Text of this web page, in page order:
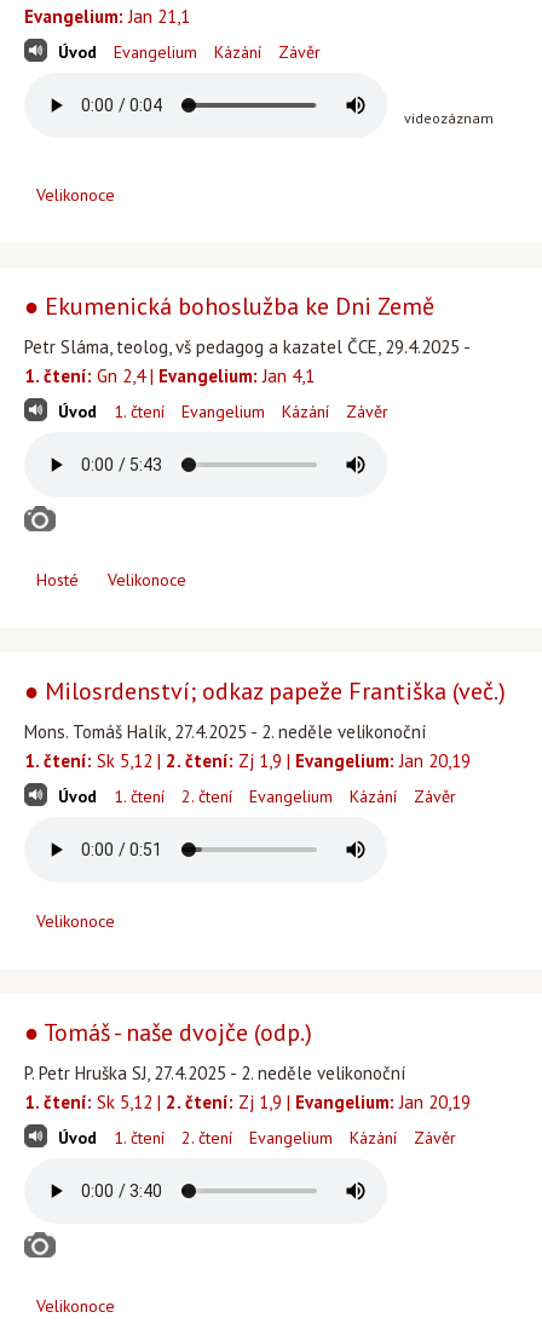
Evangelium: Jan 21,1
Úvod Evangelium Kázání Závěr
videozáznam
Velikonoce
● Ekumenická bohoslužba ke Dni Země
Petr Sláma, teolog, vš pedagog a kazatel ČCE, 29.4.2025 -
1. čtení: Gn 2,4 | Evangelium: Jan 4,1
Úvod 1. čtení Evangelium Kázání Závěr
Hosté Velikonoce
● Milosrdenství; odkaz papeže Františka (več.)
Mons. Tomáš Halík, 27.4.2025 - 2. neděle velikonoční
1. čtení: Sk 5,12 | 2. čtení: Zj 1,9 | Evangelium: Jan 20,19
Úvod 1. čtení 2. čtení Evangelium Kázání Závěr
Velikonoce
● Tomáš - naše dvojče (odp.)
P. Petr Hruška SJ, 27.4.2025 - 2. neděle velikonoční
1. čtení: Sk 5,12 | 2. čtení: Zj 1,9 | Evangelium: Jan 20,19
Úvod 1. čtení 2. čtení Evangelium Kázání Závěr
Velikonoce